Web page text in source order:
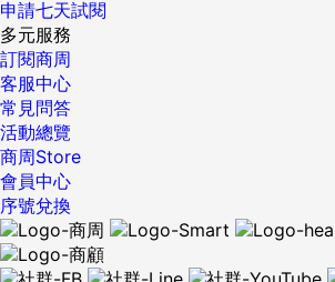
申請七天試閱
多元服務
訂閱商周
客服中心
常見問答
活動總覽
商周Store
會員中心
序號兌換